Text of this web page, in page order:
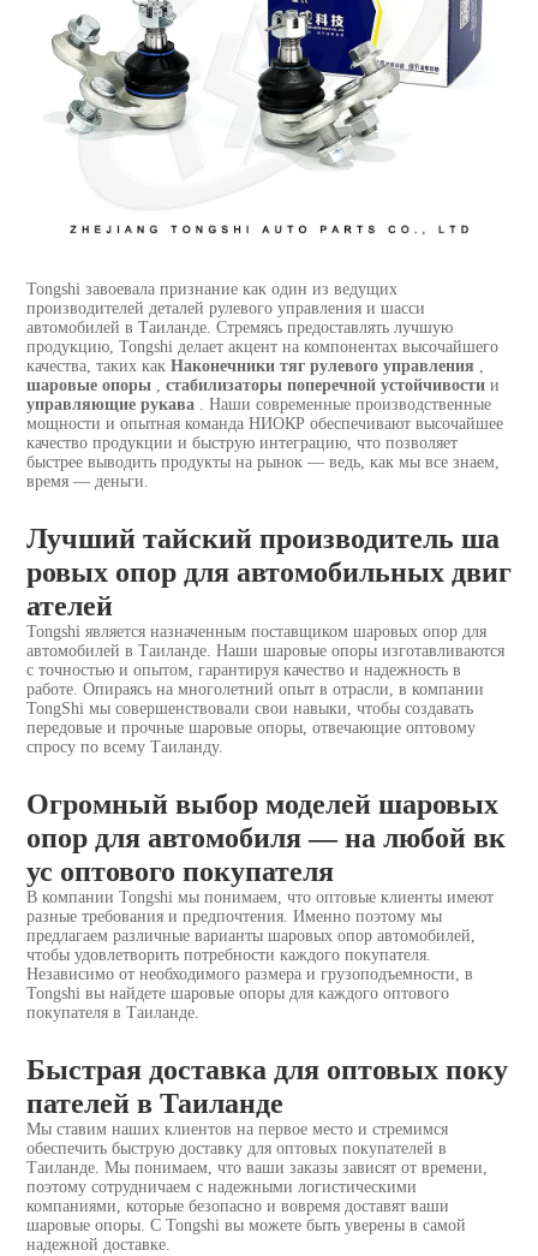
Tongshi завоевала признание как один из ведущих
производителей деталей рулевого управления и шасси
автомобилей в Таиланде. Стремясь предоставлять лучшую
продукцию, Tongshi делает акцент на компонентах высочайшего
качества, таких как Наконечники тяг рулевого управления ,
шаровые опоры , стабилизаторы поперечной устойчивости и
управляющие рукава . Наши современные производственные
мощности и опытная команда НИОКР обеспечивают высочайшее
качество продукции и быструю интеграцию, что позволяет
быстрее выводить продукты на рынок — ведь, как мы все знаем,
время — деньги.
Лучший тайский производитель ша
ровых опор для автомобильных двиг
ателей
Tongshi является назначенным поставщиком шаровых опор для
автомобилей в Таиланде. Наши шаровые опоры изготавливаются
с точностью и опытом, гарантируя качество и надежность в
работе. Опираясь на многолетний опыт в отрасли, в компании
TongShi мы совершенствовали свои навыки, чтобы создавать
передовые и прочные шаровые опоры, отвечающие оптовому
спросу по всему Таиланду.
Огромный выбор моделей шаровых
опор для автомобиля — на любой вк
ус оптового покупателя
В компании Tongshi мы понимаем, что оптовые клиенты имеют
разные требования и предпочтения. Именно поэтому мы
предлагаем различные варианты шаровых опор автомобилей,
чтобы удовлетворить потребности каждого покупателя.
Независимо от необходимого размера и грузоподъемности, в
Tongshi вы найдете шаровые опоры для каждого оптового
покупателя в Таиланде.
Быстрая доставка для оптовых поку
пателей в Таиланде
Мы ставим наших клиентов на первое место и стремимся
обеспечить быструю доставку для оптовых покупателей в
Таиланде. Мы понимаем, что ваши заказы зависят от времени,
поэтому сотрудничаем с надежными логистическими
компаниями, которые безопасно и вовремя доставят ваши
шаровые опоры. С Tongshi вы можете быть уверены в самой
надежной доставке.